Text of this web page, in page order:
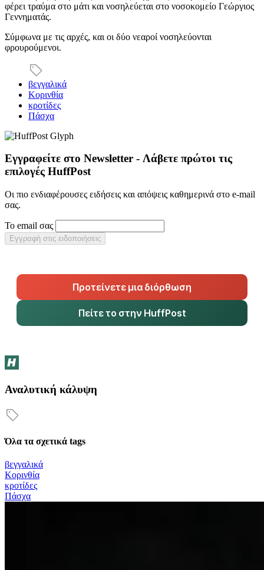
φέρει τραύμα στο μάτι και νοσηλεύεται στο νοσοκομείο Γεώργιος
Γεννηματάς.
Σύμφωνα με τις αρχές, και οι δύο νεαροί νοσηλεύονται
φρουρούμενοι.
βεγγαλικά
Κορινθία
κροτίδες
Πάσχα
Εγγραφείτε στο Newsletter - Λάβετε πρώτοι τις
επιλογές HuffPost
Οι πιο ενδιαφέρουσες ειδήσεις και απόψεις καθημερινά στο e-mail
σας.
Το email σας
Εγγραφή στις ειδοποιήσεις
Προτείνετε μια διόρθωση
Πείτε το στην HuffPost
Αναλυτική κάλυψη
Όλα τα σχετικά tags
βεγγαλικά
Κορινθία
κροτίδες
Πάσχα